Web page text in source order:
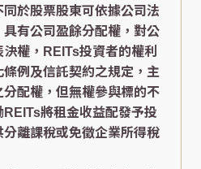
於股票股東可依據公司法
有公司盈餘分配權，對公
權，REITs投資者的權利
例及信託契約之規定，主
配權，但無權參與標的不
將租金收益配發予投
離課稅或免徵企業所得稅